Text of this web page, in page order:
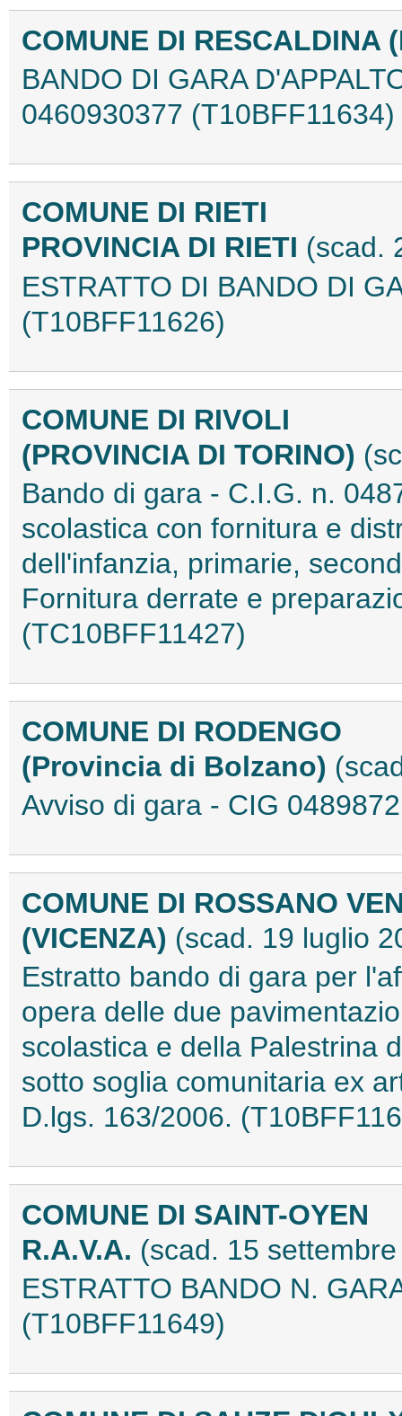
COMUNE DI RESCALDINA
BANDO DI GARA
0460930377 (T10BFF11634)
COMUNE DI RIETI
PROVINCIA DI RIETI (scad.
ESTRATTO DI BANDO DI
(T10BFF11626)
COMUNE DI RIVOLI
(PROVINCIA DI TORINO)
Bando di gara - C.I.G. n.
scolastica con fornitura e
dell'infanzia, primarie,
Fornitura derrate e
(TC10BFF11427)
COMUNE DI RODENGO
(Provincia di Bolzano)
Avviso di gara - CIG
COMUNE DI ROSSANO
(VICENZA) (scad. 19 luglio
Estratto bando di gara per
opera delle due
scolastica e della Palestrina
sotto soglia comunitaria ex
D.lgs. 163/2006.
COMUNE DI SAINT-OYEN
R.A.V.A. (scad. 15
ESTRATTO BANDO N.
(T10BFF11649)